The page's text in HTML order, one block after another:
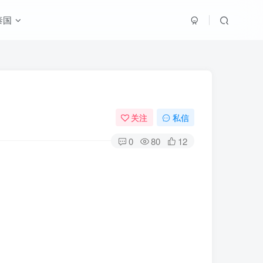
国
关注 私信
0 80 12